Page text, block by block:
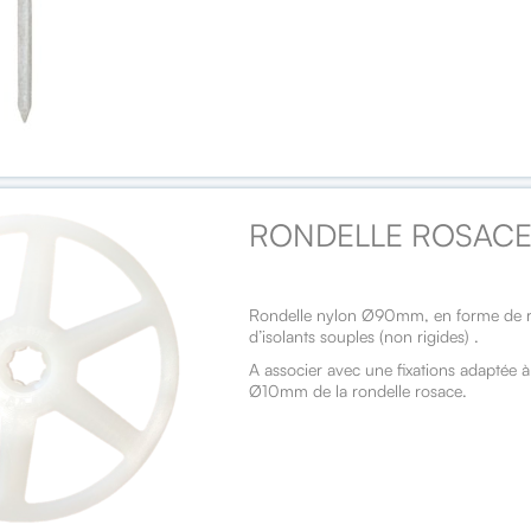
RONDELLE
Rondelle nylon Ø90mm, en forme de
d’isolants souples (non rigides) .
A associer avec une fixations adaptée
Ø10mm de la rondelle rosace.